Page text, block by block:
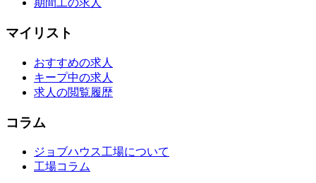
期間工の求人
マイリスト
おすすめの求人
キープ中の求人
求人の閲覧履歴
コラム
ジョブハウス工場について
工場コラム